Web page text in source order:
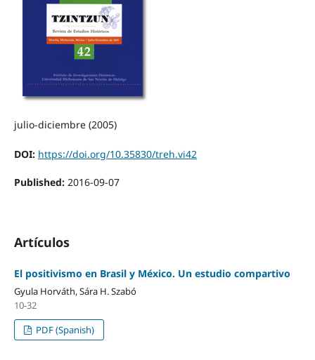
julio-diciembre (2005)
DOI: https://doi.org/10.35830/treh.vi42
Published: 2016-09-07
Artículos
El positivismo en Brasil y México. Un estudio compartivo
Gyula Horváth, Sára H. Szabó
10-32
PDF (Spanish)